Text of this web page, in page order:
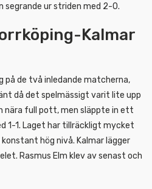
segrande ur striden med 2-0.
Kalmar
på de två inledande matcherna,
då det spelmässigt varit lite upp
nära full pott, men släppte in ett
1-1. Laget har tillräckligt mycket
hög nivå. Kalmar lägger
Rasmus Elm klev av senast och